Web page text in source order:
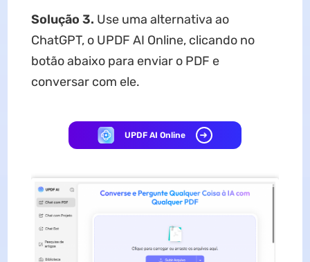
Solução 3. Use uma alternativa ao
ChatGPT, o UPDF AI Online, clicando no
botão abaixo para enviar o PDF e
conversar com ele.
UPDF AI Online